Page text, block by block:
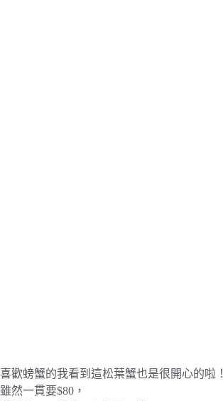
喜歡螃蟹的我看到這松葉蟹也是很開心的啦！
雖然一貫要$80，